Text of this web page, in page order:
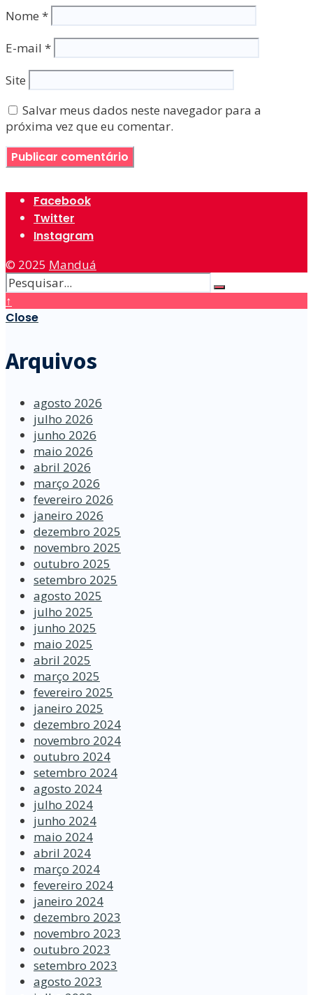
Nome *
E-mail *
Site
Salvar meus dados neste navegador para a
próxima vez que eu comentar.
Facebook
Twitter
Instagram
© 2025 Manduá
↑
Close
Arquivos
agosto 2026
julho 2026
junho 2026
maio 2026
abril 2026
março 2026
fevereiro 2026
janeiro 2026
dezembro 2025
novembro 2025
outubro 2025
setembro 2025
agosto 2025
julho 2025
junho 2025
maio 2025
abril 2025
março 2025
fevereiro 2025
janeiro 2025
dezembro 2024
novembro 2024
outubro 2024
setembro 2024
agosto 2024
julho 2024
junho 2024
maio 2024
abril 2024
março 2024
fevereiro 2024
janeiro 2024
dezembro 2023
novembro 2023
outubro 2023
setembro 2023
agosto 2023